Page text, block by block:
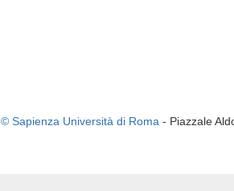
© Sapienza Università di Roma - Piazzale